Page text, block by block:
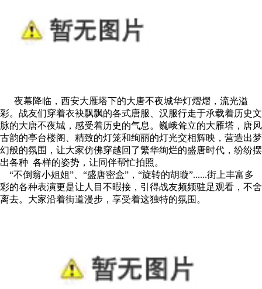
夜幕降临，西安大雁塔下的大唐不夜城华灯熠熠，流光溢
彩。战友们穿着衣袂飘飘的各式唐服、汉服行走于承载着历史文
脉的大唐不夜城，感受着历史的气息。巍峨耸立的大雁塔，唐风
古韵的亭台楼阁、精致的灯笼和绚丽的灯光交相辉映，营造出梦
幻般的氛围，让大家仿佛穿越回了繁华绚烂的盛唐时代，纷纷摆
出各种 各样的姿势，让同伴帮忙拍照。
“不倒翁小姐姐”、“盛唐密盒”，“旋转的胡璇”......街上丰富多
彩的各种表演更是让人目不暇接，引得战友频频驻足观看，不舍
离去。大家沿着街道漫步，享受着这独特的氛围。